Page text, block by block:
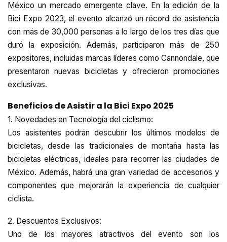
México un mercado emergente clave. En la edición de la
Bici Expo 2023, el evento alcanzó un récord de asistencia
con más de 30,000 personas a lo largo de los tres días que
duró la exposición. Además, participaron más de 250
expositores, incluidas marcas líderes como Cannondale, que
presentaron nuevas bicicletas y ofrecieron promociones
exclusivas.
Beneficios de Asistir a la Bici Expo 2025
1. Novedades en Tecnología del ciclismo:
Los asistentes podrán descubrir los últimos modelos de
bicicletas, desde las tradicionales de montaña hasta las
bicicletas eléctricas, ideales para recorrer las ciudades de
México. Además, habrá una gran variedad de accesorios y
componentes que mejorarán la experiencia de cualquier
ciclista.
2. Descuentos Exclusivos:
Uno de los mayores atractivos del evento son los